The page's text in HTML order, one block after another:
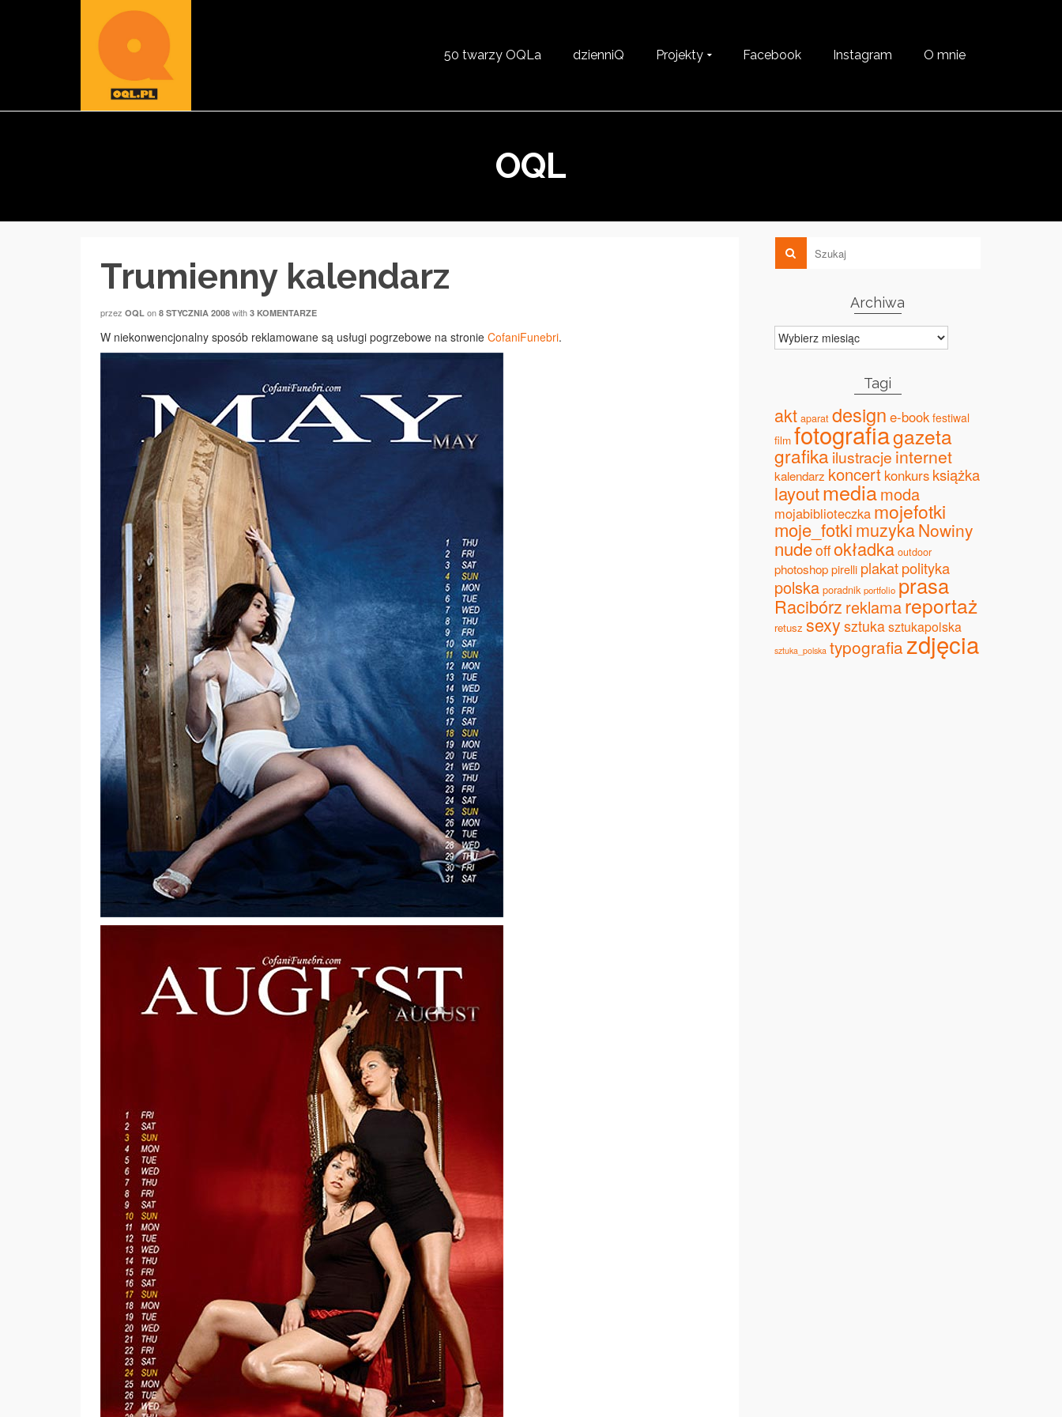
50 twarzy OQLa dzienniQ Projekty Facebook Instagram O mnie
OQL
Trumienny kalendarz
przez OQL on 8 STYCZNIA 2008 with 3 KOMENTARZE
W niekonwencjonalny sposób reklamowane są usługi pogrzebowe na stronie CofaniFunebri.
Archiwa
Archiwa
Tagi
akt aparat design e-book festiwal
film fotografiagazeta
grafika ilustracjeinternet
kalendarz koncert konkurs książka
layoutmediamoda
mojabiblioteczka mojefotki
moje_fotkimuzykaNowiny
nudeoffokładka outdoor
photoshop pirelli plakat polityka
polska poradnik portfolio prasa
Racibórz reklamareportaż
retusz sexy sztukasztukapolska
sztuka_polska typografia zdjęcia